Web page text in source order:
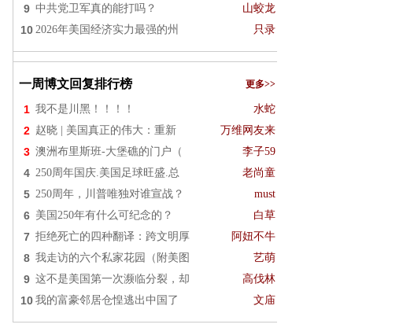
9 中共党卫军真的能打吗？ 山蛟龙
10 2026年美国经济实力最强的州 只录
一周博文回复排行榜 更多>>
1 我不是川黑！！！！ 水蛇
2 赵晓 | 美国真正的伟大：重新 万维网友来
3 澳洲布里斯班-大堡礁的门户（ 李子59
4 250周年国庆.美国足球旺盛.总 老尚童
5 250周年，川普唯独对谁宣战？ must
6 美国250年有什么可纪念的？ 白草
7 拒绝死亡的四种翻译：跨文明厚 阿妞不牛
8 我走访的六个私家花园（附美图 艺萌
9 这不是美国第一次濒临分裂，却 高伐林
10 我的富豪邻居仓惶逃出中国了 文庙